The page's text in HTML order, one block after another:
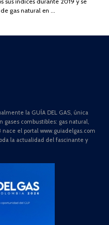
2025
gas natural en …
la GUÍA DEL GAS, única
gases combustibles: gas natural,
nace el portal www.guiadelgas.com
la actualidad del fascinante y